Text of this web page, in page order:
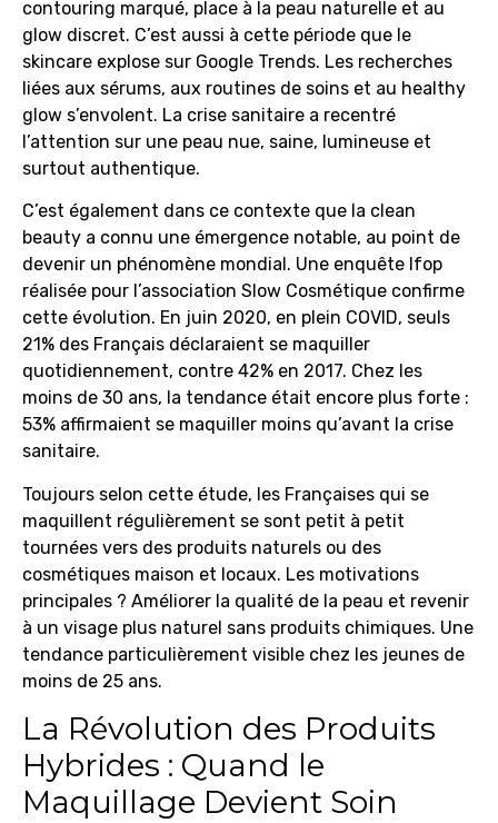
contouring marqué, place à la peau naturelle et au
glow discret. C’est aussi à cette période que le
skincare explose sur Google Trends. Les recherches
liées aux sérums, aux routines de soins et au healthy
glow s’envolent. La crise sanitaire a recentré
l’attention sur une peau nue, saine, lumineuse et
surtout authentique.
C’est également dans ce contexte que la clean
beauty a connu une émergence notable, au point de
devenir un phénomène mondial. Une enquête Ifop
réalisée pour l’association Slow Cosmétique confirme
cette évolution. En juin 2020, en plein COVID, seuls
21% des Français déclaraient se maquiller
quotidiennement, contre 42% en 2017. Chez les
moins de 30 ans, la tendance était encore plus forte :
53% affirmaient se maquiller moins qu’avant la crise
sanitaire.
Toujours selon cette étude, les Françaises qui se
maquillent régulièrement se sont petit à petit
tournées vers des produits naturels ou des
cosmétiques maison et locaux. Les motivations
principales ? Améliorer la qualité de la peau et revenir
à un visage plus naturel sans produits chimiques. Une
tendance particulièrement visible chez les jeunes de
moins de 25 ans.
La Révolution des Produits
Hybrides : Quand le
Maquillage Devient Soin